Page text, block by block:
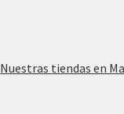
Nuestras tiendas en